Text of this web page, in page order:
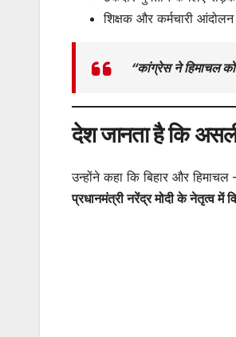
शिक्षक और कर्मचारी
“कांग्रेस ने हिमाचल
देश जानता है कि
उन्होंने कहा कि बिहार और
प्रधानमंत्री नरेंद्र मोदी के नेतृत्व में